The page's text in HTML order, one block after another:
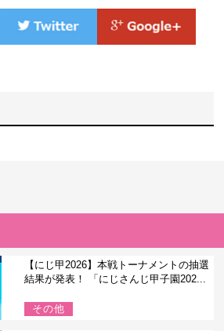
【にじ甲2026】本戦トーナメントの抽選
結果が発表！ 「にじさんじ甲子園202...
その他